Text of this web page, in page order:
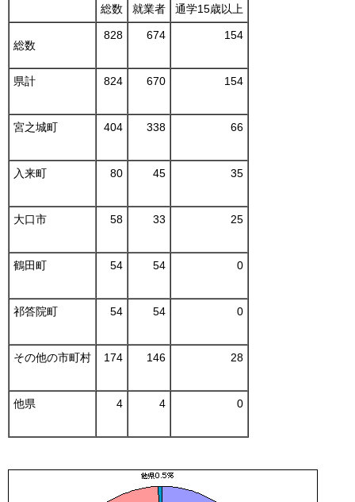
総数 就業者 通学15歳以上
総数
828 674 154
県計 824 670 154
宮之城町 404 338 66
入来町 80 45 35
大口市 58 33 25
鶴田町 54 54 0
祁答院町 54 54 0
その他の市町村 174 146 28
他県 4 4 0